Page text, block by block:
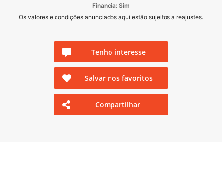
Financia: Sim
Os valores e condições anunciados aqui estão sujeitos a reajustes.
Tenho interesse
Salvar nos favoritos
Compartilhar